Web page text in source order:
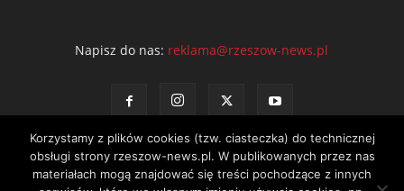
Napisz do nas: reklama@rzeszow-news.pl
Korzystamy z plików cookies (tzw. ciasteczka) do technicznej
obsługi strony rzeszow-news.pl. W publikowanych przez nas
materiałach mogą znajdować się treści pochodzące z innych